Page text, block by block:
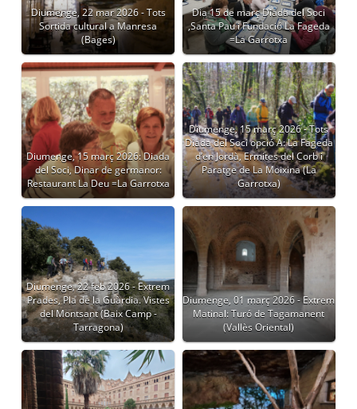
Diumenge, 22 mar 2026 - Tots
Sortida cultural a Manresa
(Bages)
Dia 15 de març Diada del Soci
,Santa Pau i Fundació La Fageda
=La Garrotxa
Diumenge, 15 març 2026: Diada
del Soci, Dinar de germanor:
Restaurant La Deu =La Garrotxa
Diumenge, 15 març 2026 - Tots
Diada del Soci opció A: La Fageda
d’en Jordà, Ermites del Corb i
Paratge de La Moixina (La
Garrotxa)
Diumenge, 22 feb 2026 - Extrem
Prades, Pla de la Guàrdia. Vistes
del Montsant (Baix Camp -
Tarragona)
Diumenge, 01 març 2026 - Extrem
Matinal: Turó de Tagamanent
(Vallès Oriental)